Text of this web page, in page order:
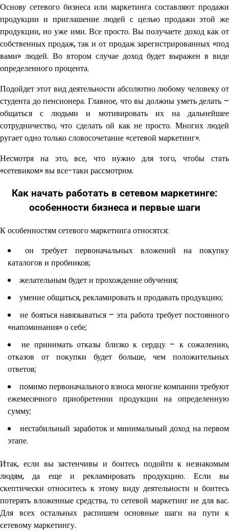
Основу сетевого бизнеса или маркетинга составляют продажи
продукции и приглашение людей с целью продажи этой же
продукции, но уже ими. Все просто. Вы получаете доход как от
собственных продаж, так и от продаж зарегистрированных «под
вами» людей. Во втором случае доход будет выражен в виде
определенного процента.
Подойдет этот вид деятельности абсолютно любому человеку от
студента до пенсионера. Главное, что вы должны уметь делать –
общаться с людьми и мотивировать их на дальнейшее
сотрудничество, что сделать ой как не просто. Многих людей
ругает одно только словосочетание «сетевой маркетинг».
Несмотря на это, все, что нужно для того, чтобы стать
«сетевиком» вы все-таки рассмотрим.
Как начать работать в сетевом маркетинге:
особенности бизнеса и первые шаги
К особенностям сетевого маркетинга относятся:
он требует первоначальных вложений на покупку
каталогов и пробников;
желательным будет и прохождение обучения;
умение общаться, рекламировать и продавать продукцию;
не бояться навязываться – эта работа требует постоянного
«напоминания» о себе;
не принимать отказы близко к сердцу – к сожалению,
отказов от покупки будет больше, чем положительных
ответов;
помимо первоначального взноса многие компании требуют
ежемесячного приобретении продукции на определенную
сумму;
нестабильный заработок и минимальный доход на первом
этапе.
Итак, если вы застенчивы и боитесь подойти к незнакомым
людям, да еще и рекламировать продукцию. Если вы
скептически относитесь к этому виду деятельности и боитесь
потерять вложенные средства, то сетевой маркетинг не для вас.
Для всех остальных распишем основные шаги на пути к
сетевому маркетингу.